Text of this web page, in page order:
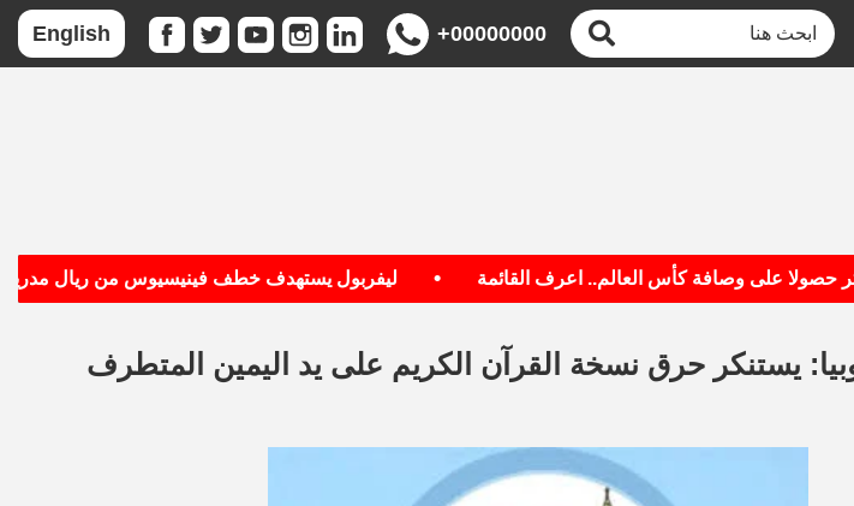
+00000000
English
حصولا على وصافة كأس العالم.. اعرف القائمة ليفربول يستهدف خطف فينيسيوس من ريال مدريد
يستنكر حرق نسخة القرآن الكريم على يد اليمين المتطرف